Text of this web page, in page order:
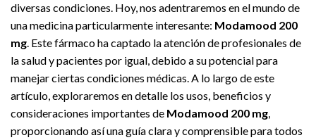
diversas condiciones. Hoy, nos adentraremos en el mundo de
una medicina particularmente interesante: Modamood 200
mg. Este fármaco ha captado la atención de profesionales de
la salud y pacientes por igual, debido a su potencial para
manejar ciertas condiciones médicas. A lo largo de este
artículo, exploraremos en detalle los usos, beneficios y
consideraciones importantes de Modamood 200 mg,
proporcionando así una guía clara y comprensible para todos